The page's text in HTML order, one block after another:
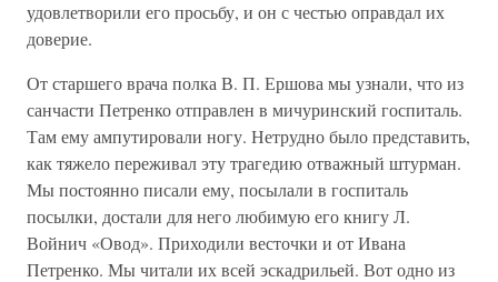
удовлетворили его просьбу, и он с честью оправдал их
доверие.
От старшего врача полка В. П. Ершова мы узнали, что из
санчасти Петренко отправлен в мичуринский госпиталь.
Там ему ампутировали ногу. Нетрудно было представить,
как тяжело переживал эту трагедию отважный штурман.
Мы постоянно писали ему, посылали в госпиталь
посылки, достали для него любимую его книгу Л.
Войнич «Овод». Приходили весточки и от Ивана
Петренко. Мы читали их всей эскадрильей. Вот одно из